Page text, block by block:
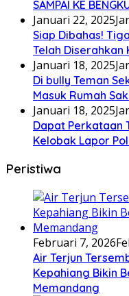
SAMPAI KE
Januari 22, 2025
Siap Dibahas!
Telah Diserahkan
Januari 18, 2025
Di bully Teman
Masuk Rumah
Januari 18, 2025
Dapat Perkataan
Kelobak Lapor
Peristiwa
Februari 7, 2026
Air Terjun
Kepahiang Bikin
Memandang